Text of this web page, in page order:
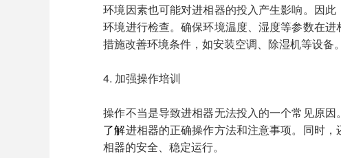
环境因素也可能对进相器的投入产生影响。因
环境进行检查。确保环境温度、湿度等参数在
措施改善环境条件，如安装空调、除湿机等设备。
4. 加强操作培训
操作不当是导致进相器无法投入的一个常见原
了解进相器的正确操作方法和注意事项。同时
相器的安全、稳定运行。